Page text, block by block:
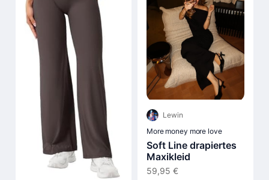
Lewin
More money more love
Soft Line drapiertes
Maxikleid
59,95 €